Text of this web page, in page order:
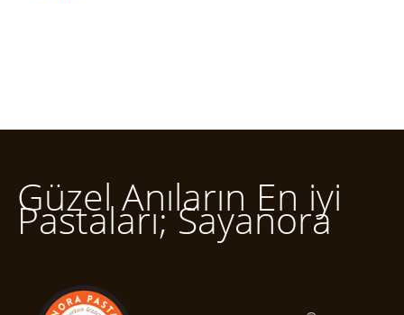
Güzel Anıların En iyi
Pastaları; Sayanora